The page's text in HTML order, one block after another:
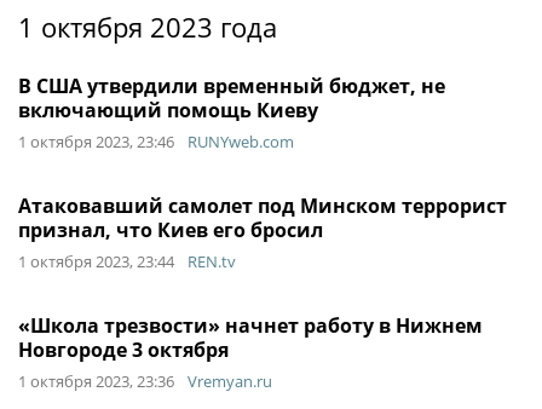
1 октября 2023 года
В США утвердили временный бюджет, не
включающий помощь Киеву
1 октября 2023, 23:46 RUNYweb.com
Атаковавший самолет под Минском террорист
признал, что Киев его бросил
1 октября 2023, 23:44 REN.tv
«Школа трезвости» начнет работу в Нижнем
Новгороде 3 октября
1 октября 2023, 23:36 Vremyan.ru